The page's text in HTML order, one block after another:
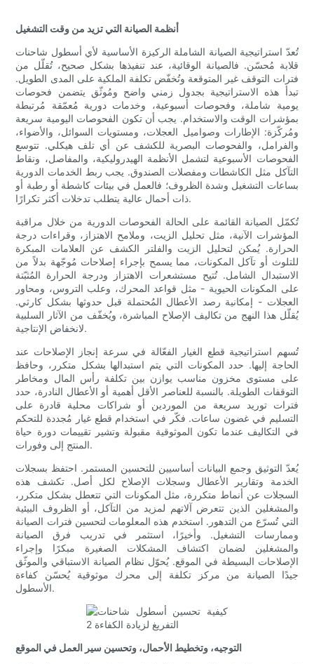
أنظمة الصيانة التي تزيد من وقت التشغيل
تُعدّ استراتيجية الصيانة الشاملة الركيزة الأساسية لأي أسطول شاحنات
قلابة مُحسّن. فالصيانة الوقائية، عند تنفيذها بشكل صحيح، تُقلّل من
فترات التوقف غير المتوقعة وتُخفّض تكلفة الملكية على المدى الطويل.
تبدأ هذه الاستراتيجية بجدول زمني واضح ومُوثّق يتضمن فحوصات
يومية شاملة، وفحوصات أسبوعية، وخدمات دورية مُعمّقة مُرتبطة
بمؤشرات الوقت والاستخدام. يجب أن تكون الفحوصات اليومية سريعة
ومُركّزة: الإطارات وصواميل العجلات، ومستويات السوائل، والأضواء،
والفرامل، والفحوصات البصرية للكشف عن أي تلف هيكلي. تتوسع
الفحوصات الأسبوعية لتشمل الأنظمة الهيدروليكية، والمفاصل، ونقاط
التآكل مثل الكاشطات ومفصلات الصندوق. يجب ربط الخدمات الدورية
بساعات التشغيل وشدة الظروف؛ فالعمل في بيئات كاشطة أو رطبة أو
ذات أحمال عالية يتطلب تدخلات أكثر تكرارًا.
تُكمّل الصيانة القائمة على الحالة الفحوصات الدورية من خلال مراقبة
المؤشرات الآنية، مثل تحليل الزيت، وملامح الاهتزاز، وقراءات درجة
الحرارة. يُمكن لتحليل الزيت والفلتر الكشف عن العلامات المبكرة
للتلوث أو تآكل المكونات، مما يسمح بإجراء إصلاحات مُوجّهة بدلاً من
الاستبدال الشامل. تُتيح مستشعرات الاهتزاز ودرجة الحرارة المُثبّتة
على المكونات الحيوية - مثل قواعد المحرك، وعلب التروس، ومحاور
العجلات - إمكانية رصد الأعطال المُحتملة قبل حدوثها بشكل كارثي.
يُقلّل هذا النهج من تكاليف الإصلاح المباشرة، ويُخفّف من الآثار السلبية
لانخفاض الإنتاجية.
تُسهم استراتيجية قطع الغيار الفعّالة في سرعة إنجاز الإصلاحات عند
الحاجة إليها. حدد المكونات التي يتم استبدالها بشكل متكرر، وحافظ
على مستوى مخزون مناسب يوازن بين تكلفة رأس المال ومخاطر
التوقفات الطويلة. بالنسبة للعناصر الأقل أهمية أو الأعطال النادرة، حدد
فترات توريد سريعة من الموردين أو شراكات محلية قادرة على
التسليم في غضون ساعات. فكّر في استخدام قطع غيار مُجددة للتحكم
في التكاليف عندما تكون الموثوقية مقبولة وتشير تقييمات دورة حياة
المنتج إلى وفورات.
يُعدّ التوثيق وجمع البيانات أساسيين للتحسين المستمر. احتفظ بسجلات
الخدمة وتقارير الأعطال وسجلات الإصلاح لكل أصل. تكشف هذه
السجلات عن أنماط متكررة، مثل المكونات التي تتعطل بشكل متكرر،
والمشغلين الذين تتعرض آلاتهم لمزيد من التآكل، أو الظروف البيئية
التي تُسرّع من التدهور. استخدم هذه المعلومات لتحسين فترات الصيانة
وممارسات التشغيل. وأخيرًا، استثمر في تدريب فرق الصيانة
والمشغلين لضمان اكتشاف المشكلات الصغيرة مبكرًا وإجراء
الإصلاحات البسيطة في الموقع. يُحوّل نظام الصيانة الاستباقي والموثّق
جيدًا الصيانة من مركز تكلفة إلى محرك موثوقية يُحسّن كفاءة
الأسطول.
التوجيه، وتخطيط الأحمال، وتحسين سير العمل في الموقع